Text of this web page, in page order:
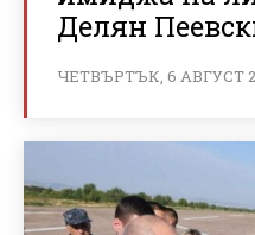
Делян
ЧЕТВЪРТЪК, 6 АВГУСТ